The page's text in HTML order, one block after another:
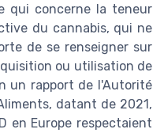
qui concerne la teneur
du cannabis, qui ne
de se renseigner sur
ou utilisation de
un rapport de l'Autorité
datant de 2021,
en Europe respectaient